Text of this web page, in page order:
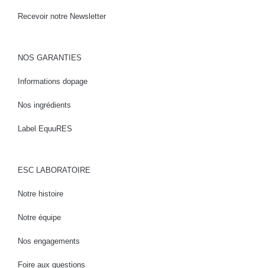
Recevoir notre Newsletter
NOS GARANTIES
Informations dopage
Nos ingrédients
Label EquuRES
ESC LABORATOIRE
Notre histoire
Notre équipe
Nos engagements
Foire aux questions